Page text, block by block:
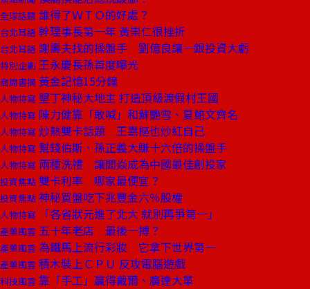
全球話題 誰得了ＷＴＯ的好處？
台北耳語 幹理事長第一年 黃崇仁很挫折
台北耳語 謝壽夫找的操盤手 劉億良讓一銀投資大虧
特別企劃 王永慶長孫首度曝光
商周書摘 黃金記憶15分鐘
人物特寫 墾丁神秘大地主 打造頂級渡假村王國
人物特寫 陳力健靠「敢喊」和蘇艷雪、夏鮑文齊名
人物特寫 炒熱雙卡話題 王嘉樞也炒紅自己
人物特寫 幫錢伯斯、孫正義大賺十六倍的操盤手
人物特寫 兩種洗禮 讓閻焱成為中國最佳創投家
投資焦點 雙卡利率 哪家最便宜？
投資焦點 神秘買盤吃下兆豐金六％股權
人物特寫 「各省狀元進了北大 就別再爭第一」
產業風雲 五十年老店 最後一搏？
產業風雲 為鐵馬上流行彩妝 它拿下世界第一
產業風雲 積木裝上ＣＰＵ 反攻電腦遊戲
科技風雲 靠「手工」贏得戴爾、廣達大單